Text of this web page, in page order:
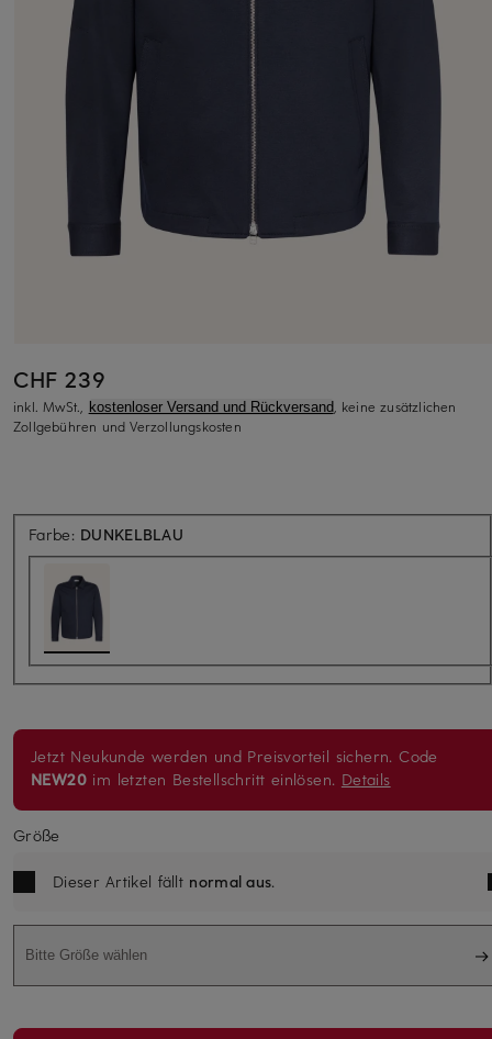
CHF 239
inkl. MwSt., kostenloser Versand und Rückversand, keine zusätzlichen
Zollgebühren und Verzollungskosten
Farbe: DUNKELBLAU
Jetzt Neukunde werden und Preisvorteil sichern. Code
NEW20 im letzten Bestellschritt einlösen. Details
Größe
Dieser Artikel fällt normal aus.
Bitte Größe wählen